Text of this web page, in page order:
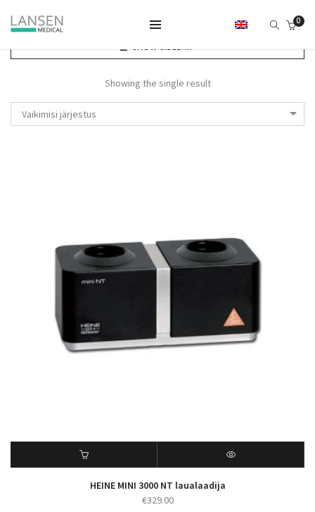
0
SHOW SIDEBAR
Showing the single result
Vaikimisi järjestus
HEINE MINI 3000 NT laualaadija
€329.00